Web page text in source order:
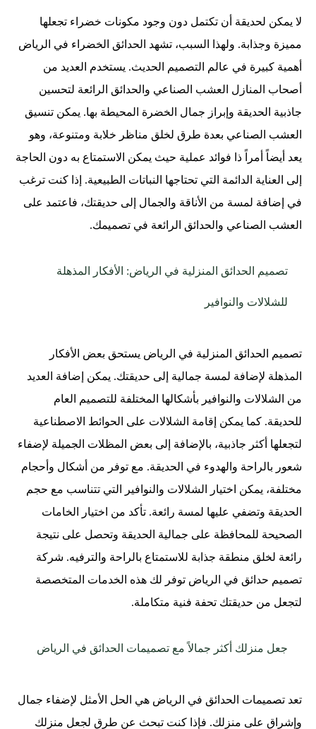
لا يمكن لحديقة أن تكتمل دون وجود مكونات خضراء تجعلها
مميزة وجذابة. ولهذا السبب، تشهد الحدائق الخضراء في الرياض
أهمية كبيرة في عالم التصميم الحديث. يستخدم العديد من
أصحاب المنازل العشب الصناعي والحدائق الرائعة لتحسين
جاذبية الحديقة وإبراز جمال الخضرة المحيطة بها. يمكن تنسيق
العشب الصناعي بعدة طرق لخلق مناظر خلابة ومتنوعة، وهو
يعد أيضاً أمراً ذا فوائد عملية حيث يمكن الاستمتاع به دون الحاجة
إلى العناية الدائمة التي تحتاجها النباتات الطبيعية. إذا كنت ترغب
في إضافة لمسة من الأناقة والجمال إلى حديقتك، فاعتمد على
العشب الصناعي والحدائق الرائعة في تصميمك.
تصميم الحدائق المنزلية في الرياض: الأفكار المذهلة
للشلالات والنوافير
تصميم الحدائق المنزلية في الرياض يستحق بعض الأفكار
المذهلة لإضافة لمسة جمالية إلى حديقتك. يمكن إضافة العديد
من الشلالات والنوافير بأشكالها المختلفة للتصميم العام
للحديقة. كما يمكن إقامة الشلالات على الحوائط الاصطناعية
لتجعلها أكثر جاذبية، بالإضافة إلى بعض المظلات الجميلة لإضفاء
شعور بالراحة والهدوء في الحديقة. مع توفر من أشكال وأحجام
مختلفة، يمكن اختيار الشلالات والنوافير التي تتناسب مع حجم
الحديقة وتضفي عليها لمسة رائعة. تأكد من اختيار الخامات
الصحيحة للمحافظة على جمالية الحديقة وتحصل على نتيجة
رائعة لخلق منطقة جذابة للاستمتاع بالراحة والترفيه. شركة
تصميم حدائق في الرياض توفر لك هذه الخدمات المتخصصة
لتجعل من حديقتك تحفة فنية متكاملة.
جعل منزلك أكثر جمالاً مع تصميمات الحدائق في الرياض
تعد تصميمات الحدائق في الرياض هي الحل الأمثل لإضفاء جمال
وإشراق على منزلك. فإذا كنت تبحث عن طرق لجعل منزلك